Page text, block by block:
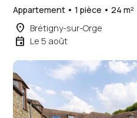
Appartement • 1 pièce • 24 m²
place Brétigny-sur-Orge
event Le 5 août